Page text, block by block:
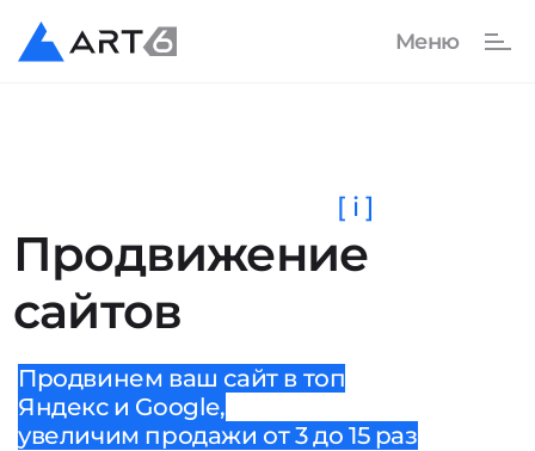
Продвижение
сайтов
[ i ]
Продвинем ваш сайт в топ
Яндекс и Google,
увеличим продажи от 3 до 15 раз